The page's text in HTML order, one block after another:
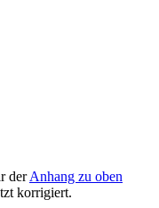
derAnhang zu oben
korrigiert.